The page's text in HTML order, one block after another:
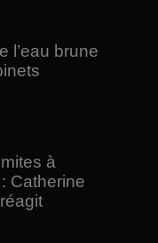
l’eau brune
à
Catherine